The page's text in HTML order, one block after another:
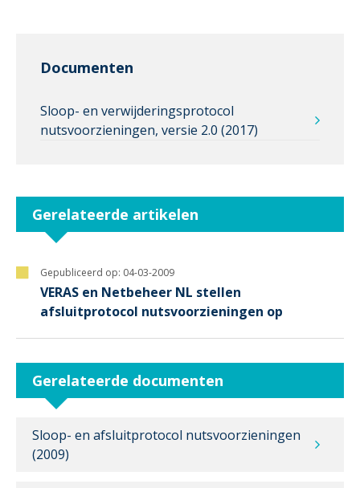
Documenten
Sloop- en verwijderingsprotocol
nutsvoorzieningen, versie 2.0 (2017)
Gerelateerde artikelen
Gepubliceerd op: 04-03-2009
VERAS en Netbeheer NL stellen
afsluitprotocol nutsvoorzieningen op
Gerelateerde documenten
Sloop- en afsluitprotocol nutsvoorzieningen
(2009)